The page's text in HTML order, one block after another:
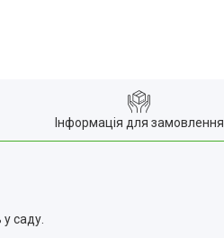
Інформація для замовлення
саду.